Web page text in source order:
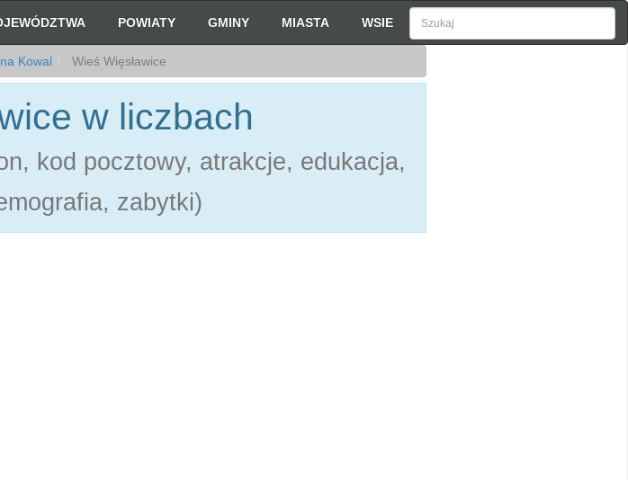
POWIATY GMINY MIASTA WSIE
Kowal Wieś Więsławice
w liczbach
kod pocztowy, atrakcje, edukacja,
zabytki)